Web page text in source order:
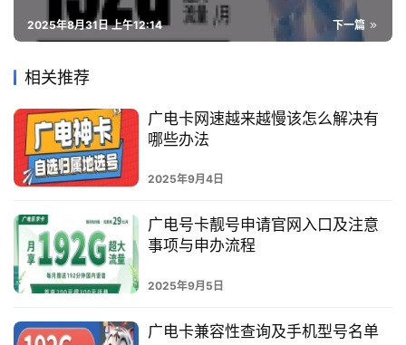
下一篇
2025年8月31日 上午12:14
相关推荐
广电卡网速越来越慢该怎么解决有
哪些办法
2025年9月4日
广电号卡靓号申请官网入口及注意
事项与申办流程
2025年9月5日
广电卡兼容性查询及手机型号名单